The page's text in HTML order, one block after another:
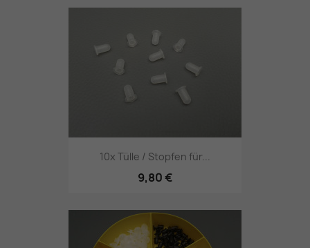
10x Tülle / Stopfen für...
9,80 €